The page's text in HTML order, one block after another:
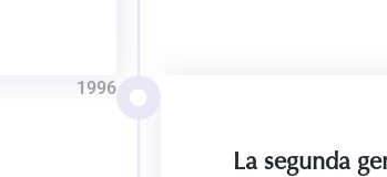
La segunda
1996